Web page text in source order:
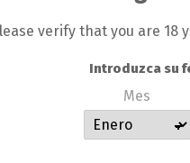
verify that you are 18
Introduzca su
Mes
CLIENTE
SERÁ BAJO SU
SE HACE